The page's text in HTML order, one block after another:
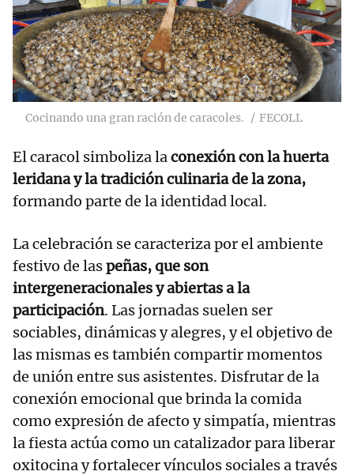
Cocinando una gran ración de caracoles. FECOLL
El caracol simboliza laconexión con la huerta
leridana y la tradición culinaria de la zona,
formando parte de la identidad local.
La celebración se caracteriza por el ambiente
festivo de laspeñas, que son
intergeneracionales y abiertas a la
participación. Las jornadas suelen ser
sociables, dinámicas y alegres, y el objetivo de
las mismas es también compartir momentos
de unión entre sus asistentes. Disfrutar de la
conexión emocional que brinda la comida
como expresión de afecto y simpatía, mientras
la fiesta actúa como un catalizador para liberar
oxitocina y fortalecer vínculos sociales a través